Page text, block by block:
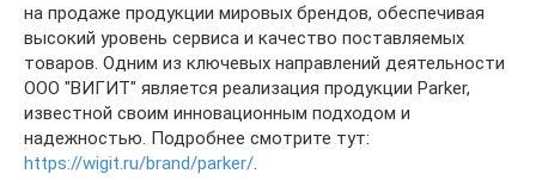
на продаже продукции мировых брендов, обеспечивая
высокий уровень сервиса и качество поставляемых
товаров. Одним из ключевых направлений деятельности
ООО "ВИГИТ" является реализация продукции Parker,
известной своим инновационным подходом и
надежностью. Подробнее смотрите тут:
https://wigit.ru/brand/parker/.